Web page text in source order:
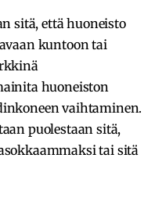
sitä, että huoneisto
kuntoon tai
huoneiston
vaihtaminen.
puolestaan sitä,
tai sitä